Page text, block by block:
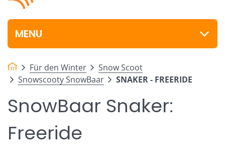
MENU
Für den Winter
Snow Scoot
Snowscooty SnowBaar
SNAKER - FREERIDE
SnowBaar Snaker:
Freeride